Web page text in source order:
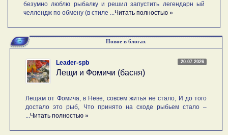
безумно люблю рыбалку и решил запустить легендарн ый
челлендж по обмену (в стиле ...Читать полностью »
Новое в блогах
20.07.2026
Leader-spb
Лещи и Фомичи (басня)
Лещам от Фомича, в Неве, совсем житья не стало, И до того
достало это рыб, Что принято на сходе рыбьем стало –
...Читать полностью »